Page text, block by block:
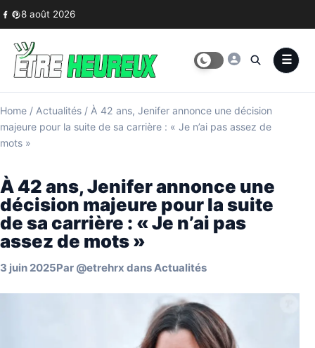
Skip to content
8 août 2026
Home / Actualités / À 42 ans, Jenifer annonce une décision
majeure pour la suite de sa carrière : « Je n’ai pas assez de
mots »
À 42 ans, Jenifer annonce une
décision majeure pour la suite
de sa carrière : « Je n’ai pas
assez de mots »
3 juin 2025Par @etrehrx dansActualités